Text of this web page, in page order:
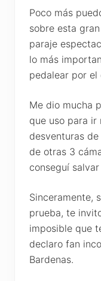
Poco más
sobre esta
paraje
lo más
pedalear por el
Me dio mucha
que uso para ir
desventuras
de otras 3
conseguí
Sinceramente,
prueba, te
imposible que
declaro fan
Bardenas.